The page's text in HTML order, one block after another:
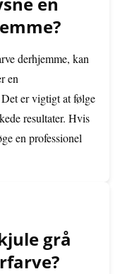
derhjemme, kan
en
er vigtigt at følge
resultater. Hvis
en professionel
grå